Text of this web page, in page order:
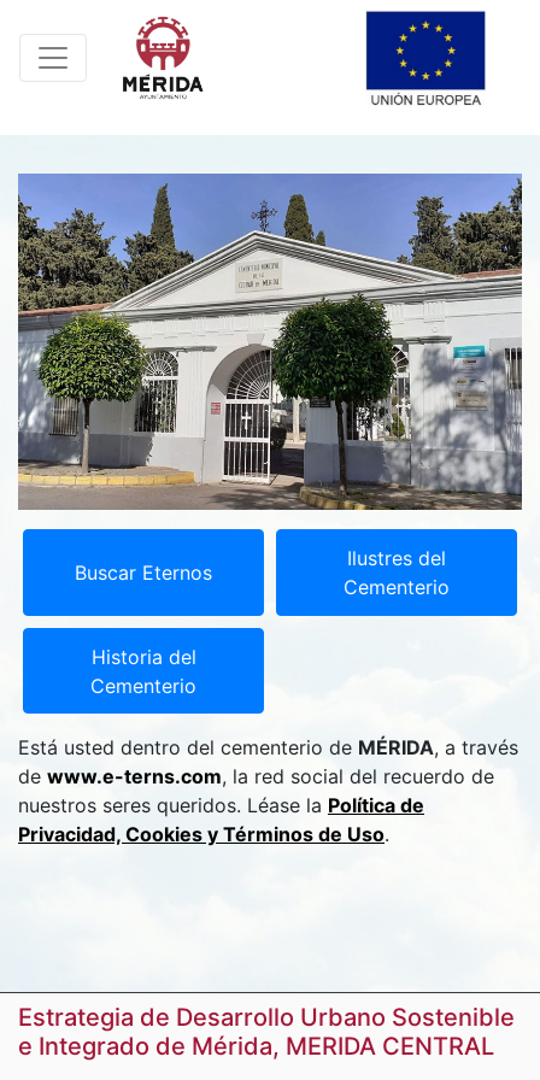
Buscar Eternos
Ilustres del
Cementerio
Historia del
Cementerio
Está usted dentro del cementerio de MÉRIDA, a través
de www.e-terns.com, la red social del recuerdo de
nuestros seres queridos. Léase la Política de
Privacidad, Cookies y Términos de Uso.
Estrategia de Desarrollo Urbano Sostenible
e Integrado de Mérida, MERIDA CENTRAL